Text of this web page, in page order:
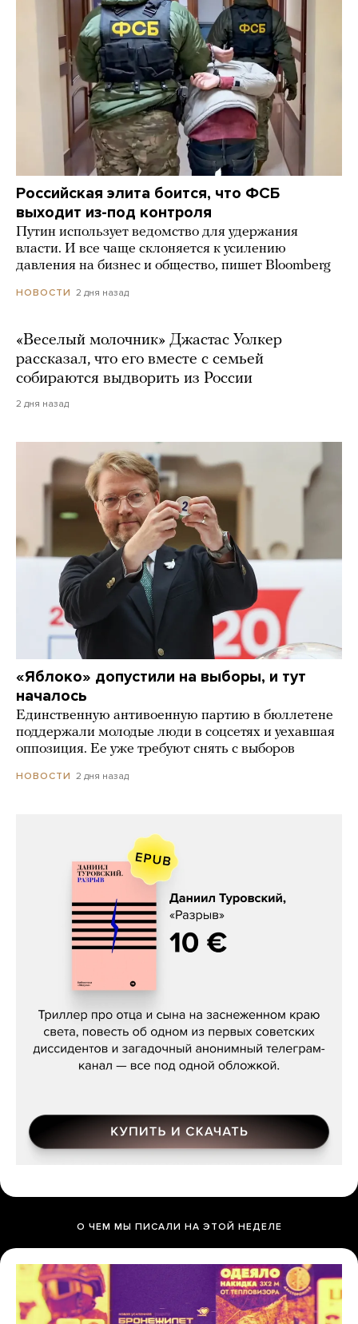
Российская элита боится, что ФСБ
выходит из-под контроля
Путин использует ведомство для удержания
власти. И все чаще склоняется к усилению
давления на бизнес и общество, пишет Bloomberg
НОВОСТИ 2 дня назад
«Веселый молочник» Джастас Уолкер
рассказал, что его вместе с семьей
собираются выдворить из России
2 дня назад
«Яблоко» допустили на выборы, и тут
началось
Единственную антивоенную партию в бюллетене
поддержали молодые люди в соцсетях и уехавшая
оппозиция. Ее уже требуют снять с выборов
НОВОСТИ 2 дня назад
Даниил Туровский, «Разрыв»
О ЧЕМ МЫ ПИСАЛИ НА ЭТОЙ НЕДЕЛЕ